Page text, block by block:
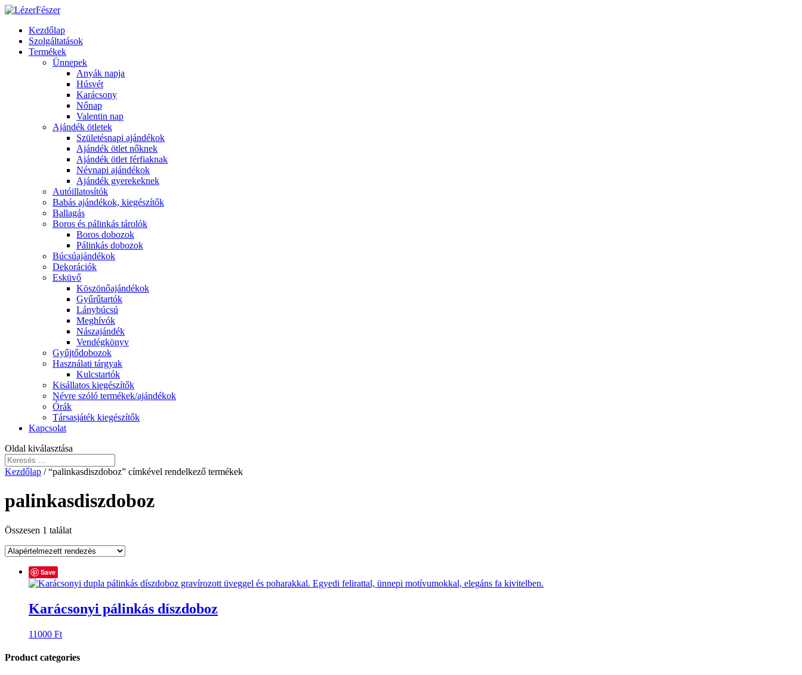
Kezdőlap
Szolgáltatások
Termékek
Ünnepek
Anyák napja
Húsvét
Karácsony
Nőnap
Valentin nap
Ajándék ötletek
Születésnapi ajándékok
Ajándék ötlet nőknek
Ajándék ötlet férfiaknak
Névnapi ajándékok
Ajándék gyerekeknek
Autóillatosítók
Babás ajándékok, kiegészítők
Ballagás
Boros és pálinkás tárolók
Boros dobozok
Pálinkás dobozok
Búcsúajándékok
Dekorációk
Esküvő
Köszönőajándékok
Gyűrűtartók
Lánybúcsú
Meghívók
Nászajándék
Vendégkönyv
Gyűjtődobozok
Használati tárgyak
Kulcstartók
Kisállatos kiegészítők
Névre szóló termékek/ajándékok
Órák
Társasjáték kiegészítők
Kapcsolat
Oldal kiválasztása
Kezdőlap / “palinkasdiszdoboz” címkével rendelkező termékek
palinkasdiszdoboz
Összesen 1 találat
Save
Karácsonyi pálinkás díszdoboz
11000 Ft
Product categories